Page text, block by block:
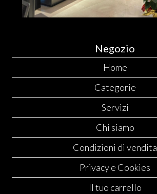
Negozio
Home
Categorie
Servizi
Chi siamo
Condizioni di vendita
Privacy e Cookies
Il tuo carrello